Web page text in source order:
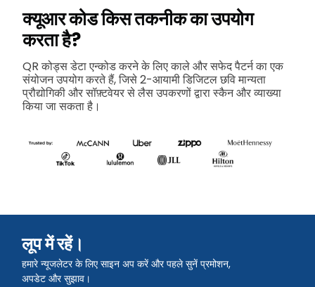
क्यूआर कोड किस तकनीक का उपयोग
करता है?
QR कोड्स डेटा एन्कोड करने के लिए काले और सफेद पैटर्न का एक
संयोजन उपयोग करते हैं, जिसे 2-आयामी डिजिटल छवि मान्यता
प्रौद्योगिकी और सॉफ़्टवेयर से लैस उपकरणों द्वारा स्कैन और व्याख्या
किया जा सकता है।
लूप में रहें।
हमारे न्यूजलेटर के लिए साइन अप करें और पहले सुनें प्रमोशन,
अपडेट और सुझाव।